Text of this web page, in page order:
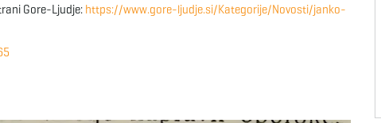
Gore-Ljudje: https://www.gore-ljudje.si/Kategorije/Novosti/janko-